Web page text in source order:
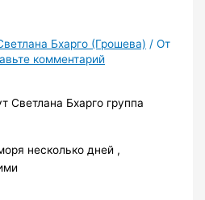
Бхарго (Грошева) / От
комментарий
Светлана Бхарго группа
несколько дней ,